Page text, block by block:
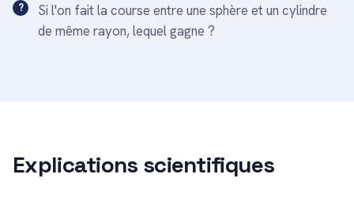
Si l'on fait la course entre une sphère et un cylindre
de même rayon, lequel gagne ?
Explications scientifiques